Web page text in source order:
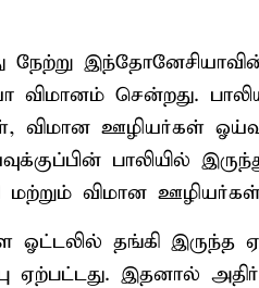
இந்தோனேசியாவின்
விமானம் சென்றது.
விமான ஊழியர்கள்
பாலியில்
மற்றும் விமான
தங்கி இருந்த
ஏற்பட்டது. இதனால்